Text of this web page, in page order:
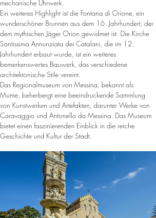
mechanische Uhrwerk.
Ein weiteres Highlight ist die Fontana di Orione, ein
wunderschöner Brunnen aus dem 16. Jahrhundert, der
dem mythischen Jäger Orion gewidmet ist. Die Kirche
Santissima Annunziata dei Catalani, die im 12.
Jahrhundert erbaut wurde, ist ein weiteres
bemerkenswertes Bauwerk, das verschiedene
architektonische Stile vereint.
Das Regionalmuseum von Messina, bekannt als
Mume, beherbergt eine beeindruckende Sammlung
von Kunstwerken und Artefakten, darunter Werke von
Caravaggio und Antonello da Messina. Das Museum
bietet einen faszinierenden Einblick in die reiche
Geschichte und Kultur der Stadt.